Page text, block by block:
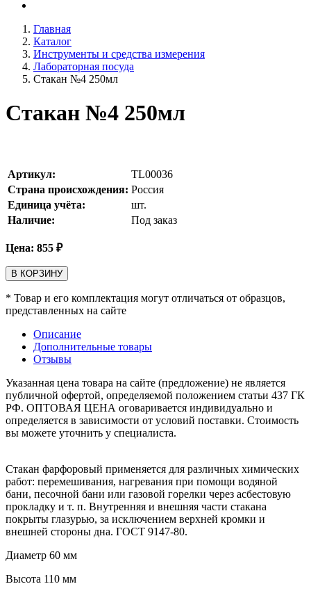
Главная
Каталог
Инструменты и средства измерения
Лабораторная посуда
Стакан №4 250мл
Стакан №4 250мл
Артикул:
TL00036
Страна происхождения: Россия
Единица учёта:
шт.
Наличие:
Под заказ
Цена: 855 ₽
В КОРЗИНУ
* Товар и его комплектация могут отличаться от образцов,
представленных на сайте
Описание
Дополнительные товары
Отзывы
Указанная цена товара на сайте (предложение) не является
публичной офертой, определяемой положением статьи 437 ГК
РФ. ОПТОВАЯ ЦЕНА оговаривается индивидуально и
определяется в зависимости от условий поставки. Стоимость
вы можете уточнить у специалиста.
Стакан фарфоровый применяется для различных химических
работ: перемешивания, нагревания при помощи водяной
бани, песочной бани или газовой горелки через асбестовую
прокладку и т. п. Внутренняя и внешняя части стакана
покрыты глазурью, за исключением верхней кромки и
внешней стороны дна. ГОСТ 9147-80.
Диаметр 60 мм
Высота 110 мм